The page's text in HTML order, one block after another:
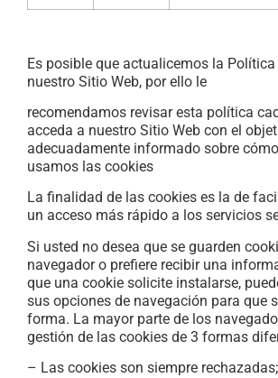
Es posible que actualicemos la Política
nuestro Sitio Web, por ello le
recomendamos revisar esta política
acceda a nuestro Sitio Web con el
adecuadamente informado sobre
usamos las cookies
La finalidad de las cookies es la de
un acceso más rápido a los servicios
Si usted no desea que se guarden
navegador o prefiere recibir una
que una cookie solicite instalarse,
sus opciones de navegación para que
forma. La mayor parte de los
gestión de las cookies de 3 formas
– Las cookies son siempre rechazadas;